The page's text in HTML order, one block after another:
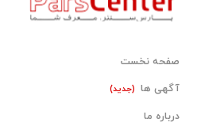
صفحه نخست
آگهی ها (جدید)
درباره ما